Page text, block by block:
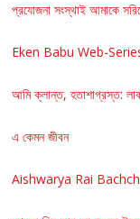
প্রযোজনা সংস্থাই আমাকে
Eken Babu Web-
আমি ক্লান্ত, হতাশাগ্রস্ত:
এ কেমন জীবন
Aishwarya Rai